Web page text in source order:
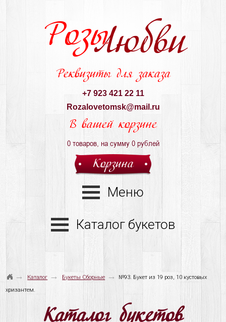
РозыЛюбви
Реквизиты для заказа
+7 923 421 22 11
Rozalovetomsk@mail.ru
В вашей корзине
0товаров, на сумму 0рублей
Корзина
Меню
Каталог букетов
→ Каталог → Букеты Сборные →
№93. Букет из 19 роз, 10 кустовых
хризантем.
Каталог букетов